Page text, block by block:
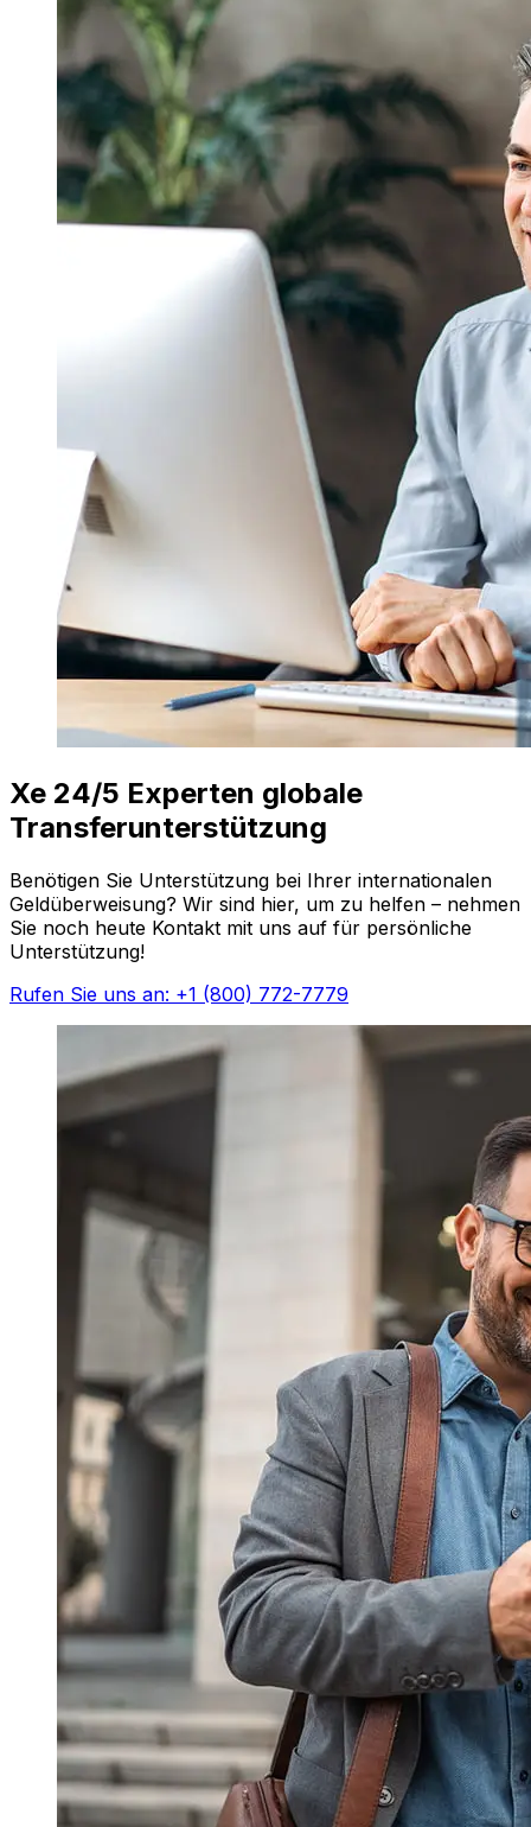
Xe 24/5 Experten globale
Transferunterstützung
Benötigen Sie Unterstützung bei Ihrer internationalen
Geldüberweisung? Wir sind hier, um zu helfen – nehmen
Sie noch heute Kontakt mit uns auf für persönliche
Unterstützung!
Rufen Sie uns an: +1 (800) 772-7779